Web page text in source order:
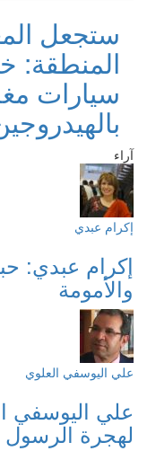
ستجعل
المنطقة:
سيارات
آراء
إكرام عبدي
إكرام عبدي:
والأمومة
علي اليوسفي العلوي
علي اليوسفي
لهجرة الرسول